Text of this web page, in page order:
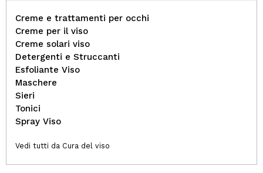
Creme e trattamenti per occhi
Creme per il viso
Creme solari viso
Detergenti e Struccanti
Esfoliante Viso
Maschere
Sieri
Tonici
Spray Viso
Vedi tutti da Cura del viso